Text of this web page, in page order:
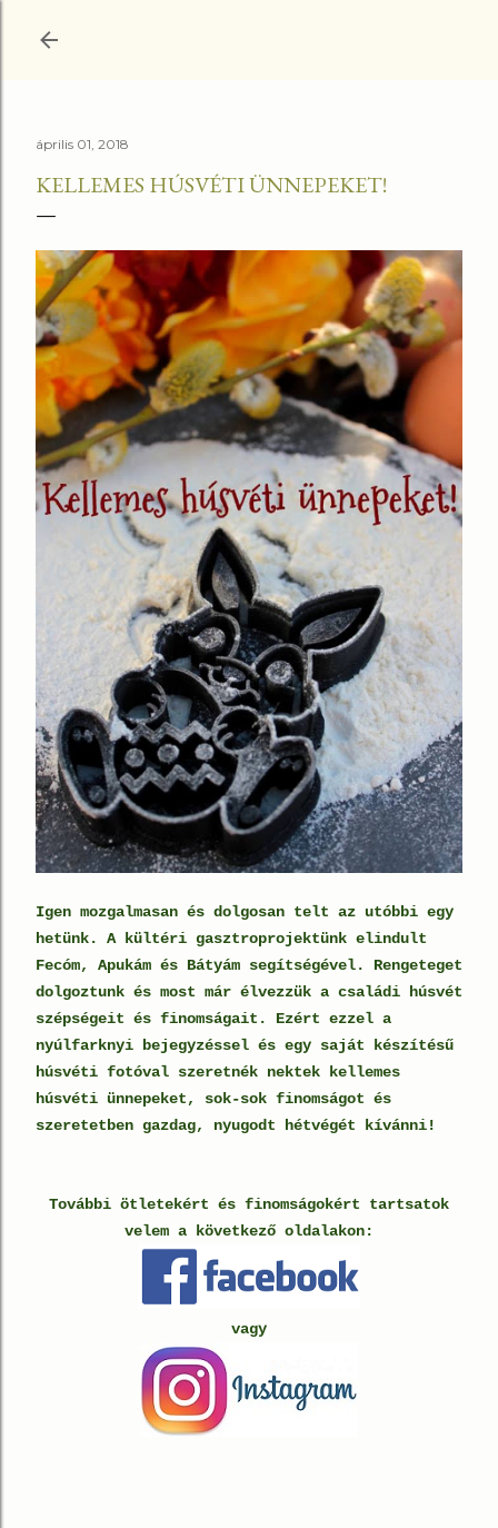
április 01, 2018
KELLEMES HÚSVÉTI ÜNNEPEKET!
Igen mozgalmasan és dolgosan telt az utóbbi egy
hetünk. A kültéri gasztroprojektünk elindult
Fecóm, Apukám és Bátyám segítségével. Rengeteget
dolgoztunk és most már élvezzük a családi húsvét
szépségeit és finomságait. Ezért ezzel a
nyúlfarknyi bejegyzéssel és egy saját készítésű
húsvéti fotóval szeretnék nektek kellemes
húsvéti ünnepeket, sok-sok finomságot és
szeretetben gazdag, nyugodt hétvégét kívánni!
További ötletekért és finomságokért tartsatok
velem a következő oldalakon:
vagy